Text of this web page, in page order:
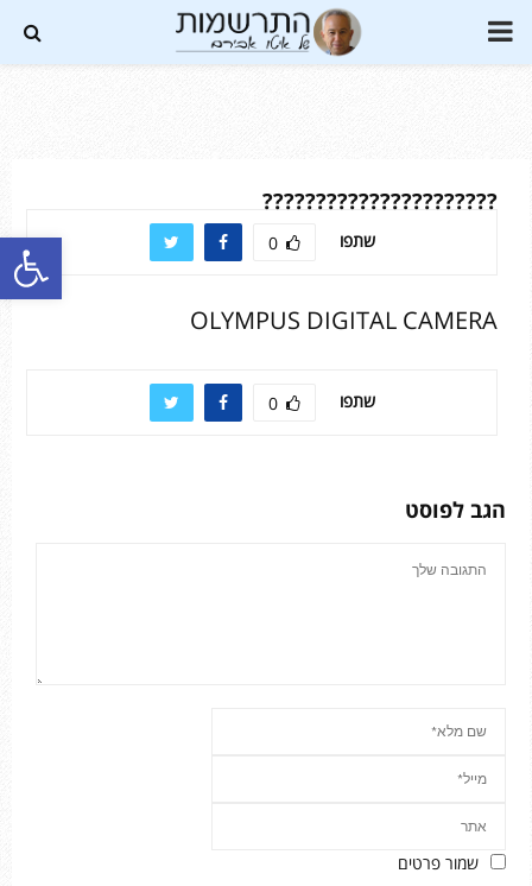
פתח סרגל נגישות
PRIMARY
??????????????????????
שתפו 0
OLYMPUS DIGITAL CAMERA
שתפו 0
הגב לפוסט
שמור פרטים